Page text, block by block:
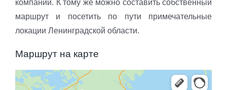
компаний. К тому же можно составить собственный
маршрут и посетить по пути примечательные
локации Ленинградской области.
Маршрут на карте